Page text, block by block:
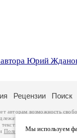
Юрий
Мы используем
Рецензии Поиск
авторам возможность
авторам и охраняются
тексты произведений авторы
Политики обработки